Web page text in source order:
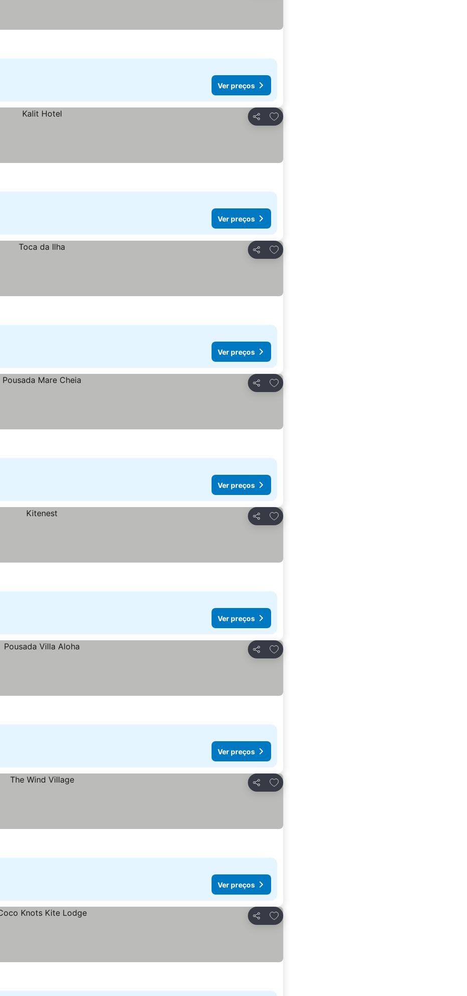
Ver preços
Partilhar
Adicionar aos favoritos
Ver preços
Partilhar
Adicionar aos favoritos
Ver preços
Partilhar
Adicionar aos favoritos
Ver preços
Partilhar
Adicionar aos favoritos
Ver preços
Partilhar
Adicionar aos favoritos
Ver preços
Partilhar
Adicionar aos favoritos
Ver preços
Partilhar
Adicionar aos favoritos